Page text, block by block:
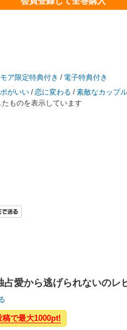
ア限定特典付き / 電子特典付き
がいい /恋に変わる /素敵なカップル
ものを表示しています
占愛から逃げられないのレ
稿で最大1000pt!